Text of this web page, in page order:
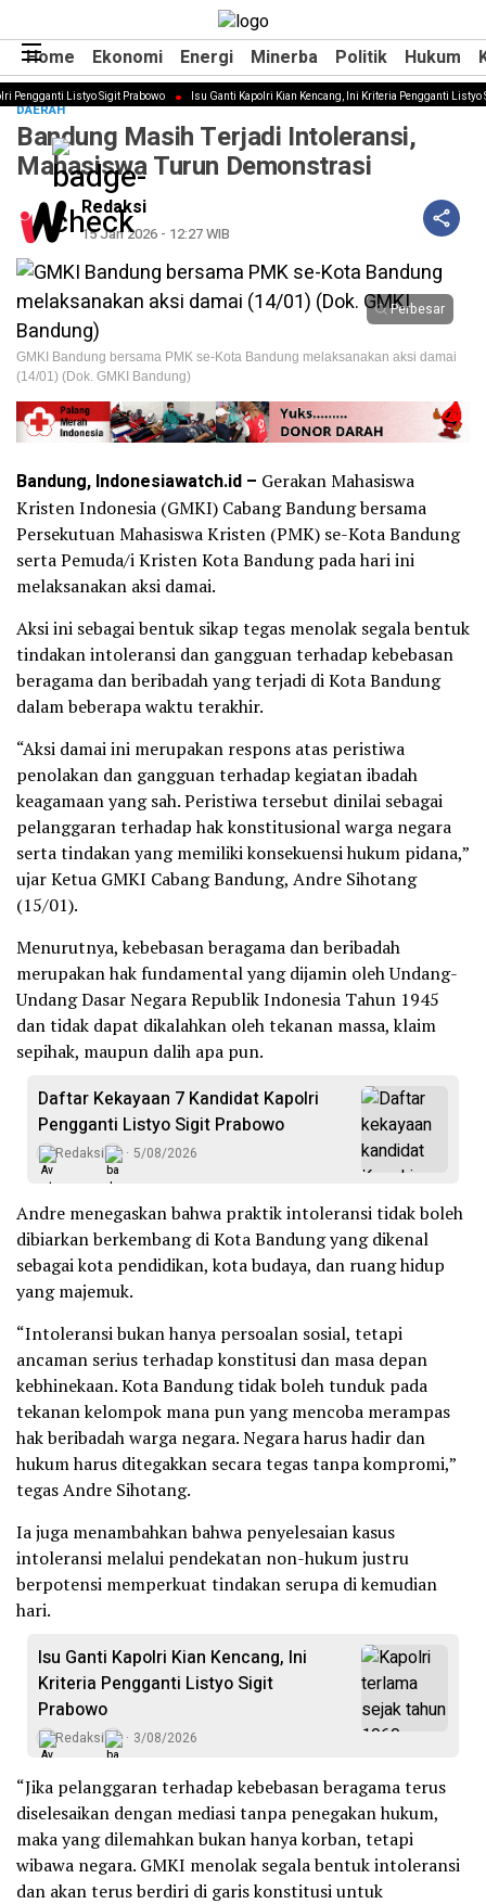
Home Ekonomi Energi Minerba Politik Hukum
Home Ekonomi Energi Minerba Politik Hukum
Listyo Sigit Prabowo Isu Ganti Kapolri Kian Kencang, Ini Kriteria Pengganti Listyo
DAERAH
Bandung Masih Terjadi Intoleransi,
Mahasiswa Turun Demonstrasi
Redaksi
15 Jan 2026 - 12:27 WIB
Perbesar
GMKI Bandung bersama PMK se-Kota Bandung melaksanakan aksi damai
(14/01) (Dok. GMKI Bandung)
Bandung, Indonesiawatch.id – Gerakan Mahasiswa
Kristen Indonesia (GMKI) Cabang Bandung bersama
Persekutuan Mahasiswa Kristen (PMK) se-Kota Bandung
serta Pemuda/i Kristen Kota Bandung pada hari ini
melaksanakan aksi damai.
Aksi ini sebagai bentuk sikap tegas menolak segala bentuk
tindakan intoleransi dan gangguan terhadap kebebasan
beragama dan beribadah yang terjadi di Kota Bandung
dalam beberapa waktu terakhir.
“Aksi damai ini merupakan respons atas peristiwa
penolakan dan gangguan terhadap kegiatan ibadah
keagamaan yang sah. Peristiwa tersebut dinilai sebagai
pelanggaran terhadap hak konstitusional warga negara
serta tindakan yang memiliki konsekuensi hukum pidana,”
ujar Ketua GMKI Cabang Bandung, Andre Sihotang
(15/01).
Menurutnya, kebebasan beragama dan beribadah
merupakan hak fundamental yang dijamin oleh Undang-
Undang Dasar Negara Republik Indonesia Tahun 1945
dan tidak dapat dikalahkan oleh tekanan massa, klaim
sepihak, maupun dalih apa pun.
Daftar Kekayaan 7 Kandidat Kapolri
Pengganti Listyo Sigit Prabowo
Redaksi 5/08/2026
Andre menegaskan bahwa praktik intoleransi tidak boleh
dibiarkan berkembang di Kota Bandung yang dikenal
sebagai kota pendidikan, kota budaya, dan ruang hidup
yang majemuk.
“Intoleransi bukan hanya persoalan sosial, tetapi
ancaman serius terhadap konstitusi dan masa depan
kebhinekaan. Kota Bandung tidak boleh tunduk pada
tekanan kelompok mana pun yang mencoba merampas
hak beribadah warga negara. Negara harus hadir dan
hukum harus ditegakkan secara tegas tanpa kompromi,”
tegas Andre Sihotang.
Ia juga menambahkan bahwa penyelesaian kasus
intoleransi melalui pendekatan non-hukum justru
berpotensi memperkuat tindakan serupa di kemudian
hari.
Isu Ganti Kapolri Kian Kencang, Ini
Kriteria Pengganti Listyo Sigit
Prabowo
Redaksi 3/08/2026
“Jika pelanggaran terhadap kebebasan beragama terus
diselesaikan dengan mediasi tanpa penegakan hukum,
maka yang dilemahkan bukan hanya korban, tetapi
wibawa negara. GMKI menolak segala bentuk intoleransi
dan akan terus berdiri di garis konstitusi untuk